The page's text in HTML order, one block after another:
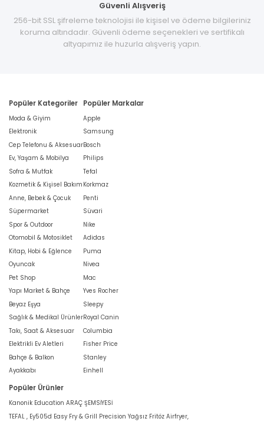
Güvenli Alışveriş
256-bit SSL şifreleme teknolojisi ile kişisel ve ödeme bilgileriniz
koruma altındadır. Güvenli ödeme seçenekleri ve sertifikalı
altyapımız ile huzurla alışveriş yapın.
Popüler Kategoriler
Moda & Giyim
Elektronik
Cep Telefonu & Aksesuar
Ev, Yaşam & Mobilya
Sofra & Mutfak
Kozmetik & Kişisel Bakım
Anne, Bebek & Çocuk
Süpermarket
Spor & Outdoor
Otomobil & Motosiklet
Kitap, Hobi & Eğlence
Oyuncak
Pet Shop
Yapı Market & Bahçe
Beyaz Eşya
Sağlık & Medikal Ürünler
Takı, Saat & Aksesuar
Elektrikli Ev Aletleri
Bahçe & Balkon
Ayakkabı
Popüler Markalar
Apple
Samsung
Bosch
Philips
Tefal
Korkmaz
Penti
Süvari
Nike
Adidas
Puma
Nivea
Mac
Yves Rocher
Sleepy
Royal Canin
Columbia
Fisher Price
Stanley
Einhell
Popüler Ürünler
Kanonik Education ARAÇ ŞEMSİYESİ
TEFAL , Ey505d Easy Fry & Grill Precision Yağsız Fritöz Airfryer,